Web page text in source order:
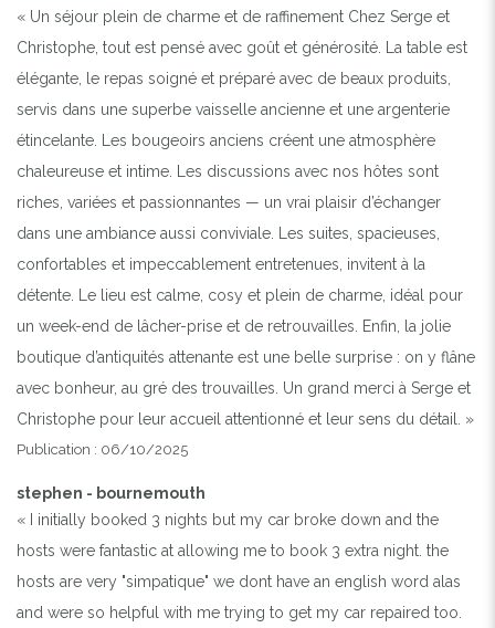
« Un séjour plein de charme et de raffinement Chez Serge et
Christophe, tout est pensé avec goût et générosité. La table est
élégante, le repas soigné et préparé avec de beaux produits,
servis dans une superbe vaisselle ancienne et une argenterie
étincelante. Les bougeoirs anciens créent une atmosphère
chaleureuse et intime. Les discussions avec nos hôtes sont
riches, variées et passionnantes — un vrai plaisir d’échanger
dans une ambiance aussi conviviale. Les suites, spacieuses,
confortables et impeccablement entretenues, invitent à la
détente. Le lieu est calme, cosy et plein de charme, idéal pour
un week-end de lâcher-prise et de retrouvailles. Enfin, la jolie
boutique d’antiquités attenante est une belle surprise : on y flâne
avec bonheur, au gré des trouvailles. Un grand merci à Serge et
Christophe pour leur accueil attentionné et leur sens du détail. »
Publication : 06/10/2025
stephen - bournemouth
« I initially booked 3 nights but my car broke down and the
hosts were fantastic at allowing me to book 3 extra night. the
hosts are very "simpatique" we dont have an english word alas
and were so helpful with me trying to get my car repaired too.